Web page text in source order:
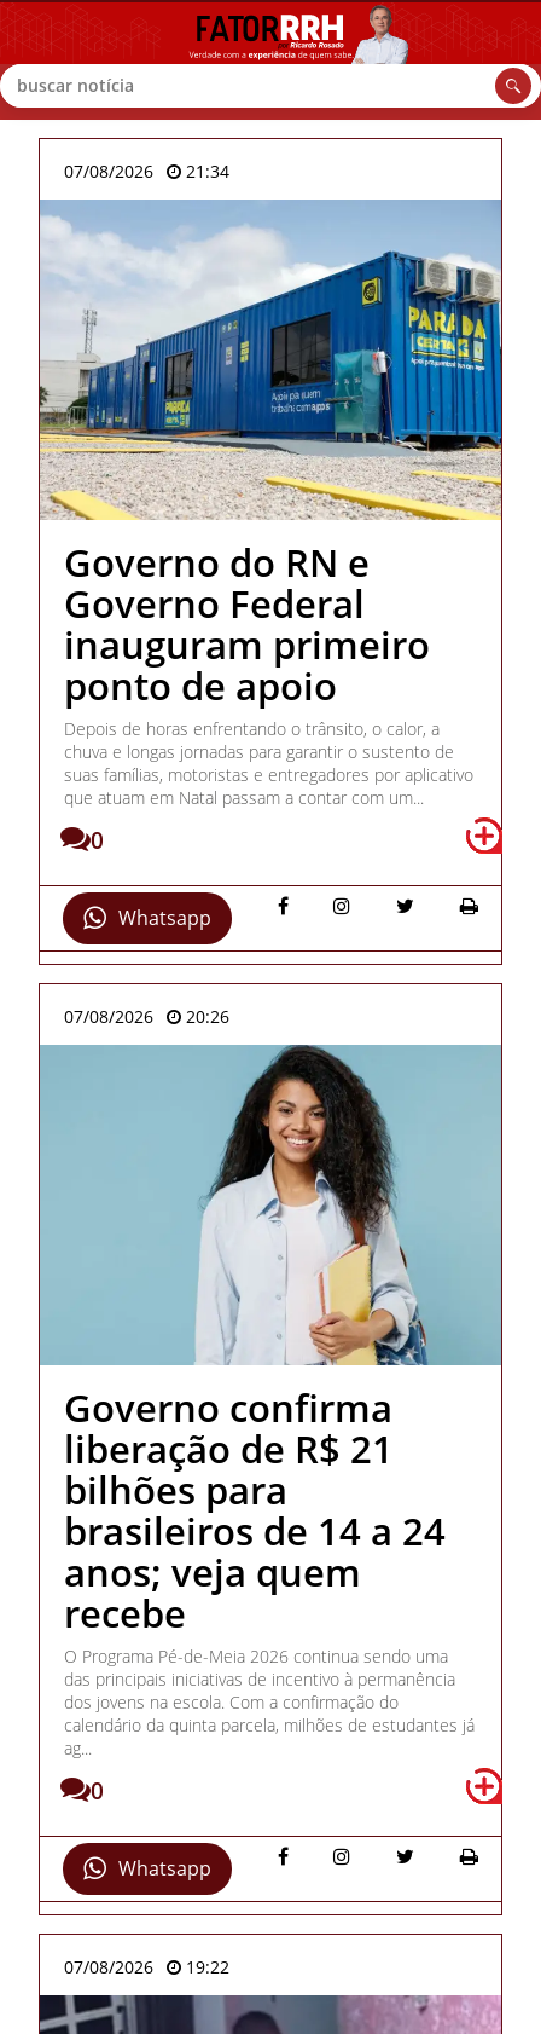
Buscar
07/08/2026 21:34
Governo do RN e
Governo Federal
inauguram primeiro
ponto de apoio
Depois de horas enfrentando o trânsito, o calor, a
chuva e longas jornadas para garantir o sustento de
suas famílias, motoristas e entregadores por aplicativo
que atuam em Natal passam a contar com um...
0
Whatsapp
07/08/2026 20:26
Governo confirma
liberação de R$ 21
bilhões para
brasileiros de 14 a 24
anos; veja quem
recebe
O Programa Pé-de-Meia 2026 continua sendo uma
das principais iniciativas de incentivo à permanência
dos jovens na escola. Com a confirmação do
calendário da quinta parcela, milhões de estudantes já
ag...
0
Whatsapp
07/08/2026 19:22